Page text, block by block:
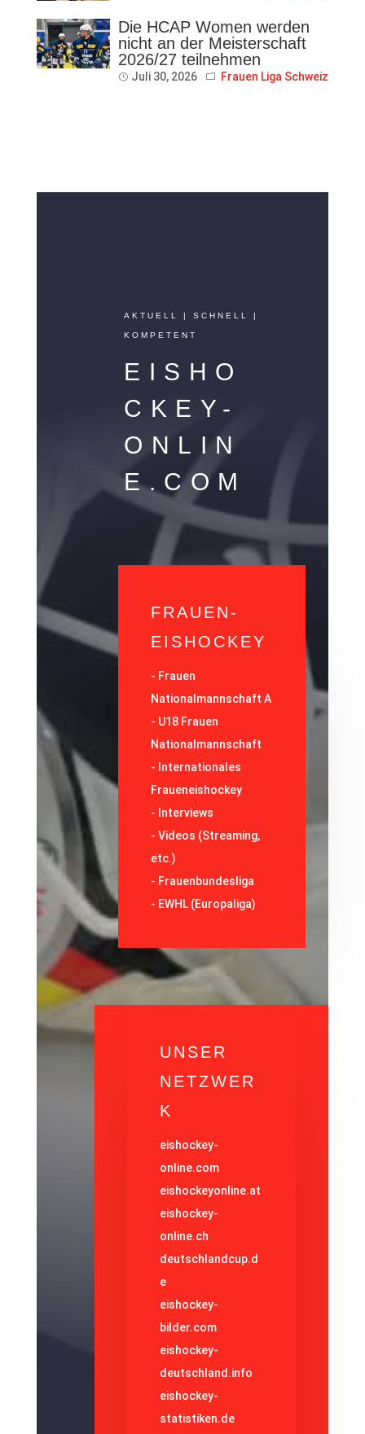
Die HCAP Women werden
nicht an der Meisterschaft
2026/27 teilnehmen
Juli 30, 2026 Frauen Liga Schweiz
AKTUELL | SCHNELL |
KOMPETENT
EISHO
CKEY-
ONLIN
E.COM
FRAUEN-
EISHOCKEY
- Frauen
Nationalmannschaft A
- U18 Frauen
Nationalmannschaft
- Internationales
Fraueneishockey
- Interviews
-Videos (Streaming,
etc.)
- Frauenbundesliga
- EWHL (Europaliga)
UNSER
NETZWER
K
eishockey-
online.com
eishockeyonline.at
eishockey-
online.ch
deutschlandcup.d
e
eishockey-
bilder.com
eishockey-
deutschland.info
eishockey-
statistiken.de